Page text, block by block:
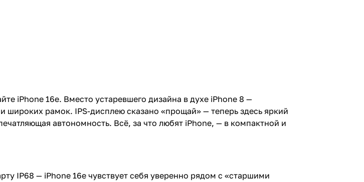
iPhone 16e. Вместо устаревшего дизайна в духе iPhone 8 —
рамок. IPS-дисплею сказано «прощай» — теперь здесь яркий
автономность. Всё, за что любят iPhone, — в компактной и
IP68 — iPhone 16e чувствует себя уверенно рядом с «старшими